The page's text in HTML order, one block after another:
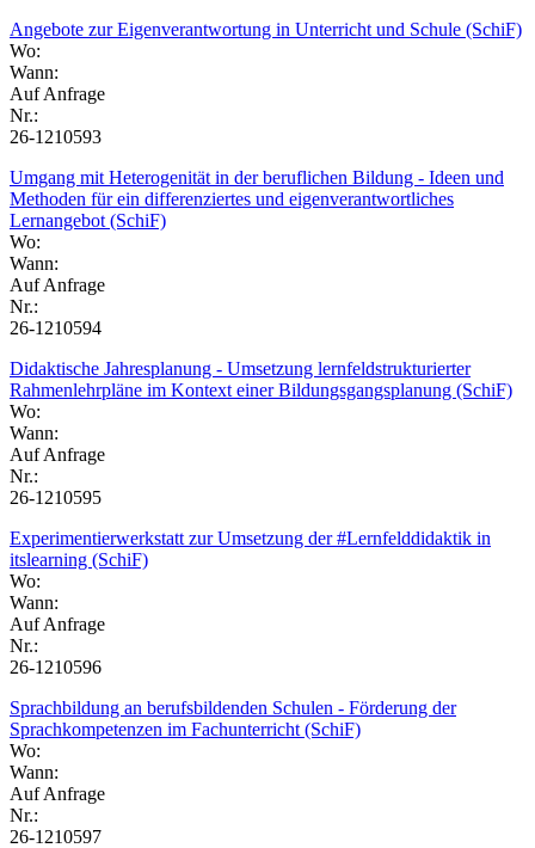
Angebote zur Eigenverantwortung in Unterricht und Schule (SchiF)
Wo:
Wann:
Auf Anfrage
Nr.:
26-1210593
Umgang mit Heterogenität in der beruflichen Bildung - Ideen und
Methoden für ein differenziertes und eigenverantwortliches
Lernangebot (SchiF)
Wo:
Wann:
Auf Anfrage
Nr.:
26-1210594
Didaktische Jahresplanung - Umsetzung lernfeldstrukturierter
Rahmenlehrpläne im Kontext einer Bildungsgangsplanung (SchiF)
Wo:
Wann:
Auf Anfrage
Nr.:
26-1210595
Experimentierwerkstatt zur Umsetzung der #Lernfelddidaktik in
itslearning (SchiF)
Wo:
Wann:
Auf Anfrage
Nr.:
26-1210596
Sprachbildung an berufsbildenden Schulen - Förderung der
Sprachkompetenzen im Fachunterricht (SchiF)
Wo:
Wann:
Auf Anfrage
Nr.:
26-1210597